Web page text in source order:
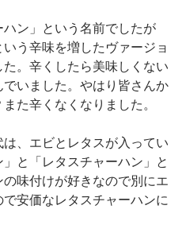
ン」という名前でしたが
いう辛味を増したヴァージョ
。辛くしたら美味しくない
いました。やはり皆さんか
た辛くなくなりました。
、エビとレタスが入ってい
と「レタスチャーハン」と
味付けが好きなので別にエ
安価なレタスチャーハンに